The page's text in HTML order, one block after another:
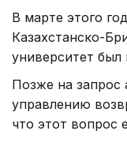
В марте этого
Казахстанско-
университет был
Позже на запрос
управлению
что этот вопрос